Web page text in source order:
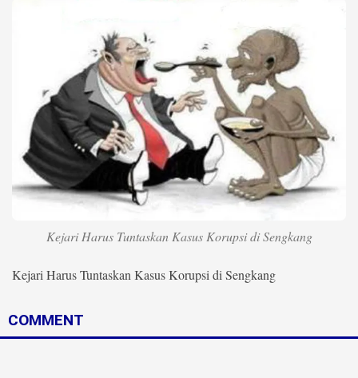
Opini
Video
More
Disclaimer
Kejari Harus Tuntaskan Kasus Korupsi di Sengkang
Kejari Harus Tuntaskan Kasus Korupsi di Sengkang
COMMENT